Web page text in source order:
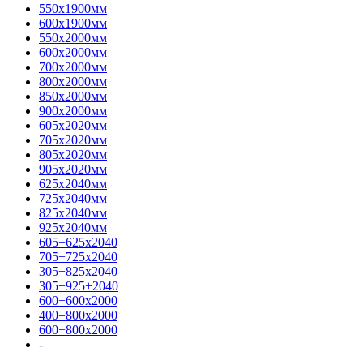
550х1900мм
600х1900мм
550х2000мм
600х2000мм
700х2000мм
800х2000мм
850х2000мм
900х2000мм
605х2020мм
705х2020мм
805х2020мм
905х2020мм
625х2040мм
725х2040мм
825х2040мм
925х2040мм
605+625х2040
705+725х2040
305+825х2040
305+925+2040
600+600х2000
400+800х2000
600+800х2000
-